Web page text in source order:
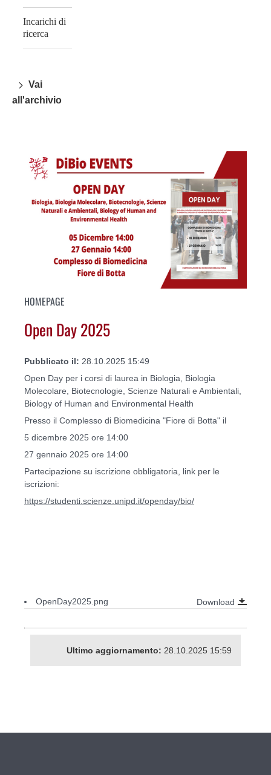
Incarichi di
ricerca
Vai
all'archivio
HOMEPAGE
Open Day 2025
Pubblicato il: 28.10.2025 15:49
Open Day per i corsi di laurea in Biologia, Biologia
Molecolare, Biotecnologie, Scienze Naturali e Ambientali,
Biology of Human and Environmental Health
Presso il Complesso di Biomedicina "Fiore di Botta" il
5 dicembre 2025 ore 14:00
27 gennaio 2025 ore 14:00
Partecipazione su iscrizione obbligatoria, link per le
iscrizioni:
https://studenti.scienze.unipd.it/openday/bio/
OpenDay2025.png Download
Ultimo aggiornamento: 28.10.2025 15:59